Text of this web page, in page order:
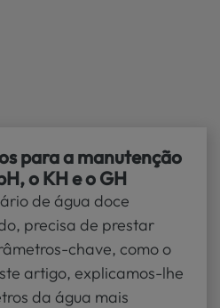
o KH e o GH
de água doce
precisa de prestar
chave, como o
artigo, explicamos-lhe
da água mais